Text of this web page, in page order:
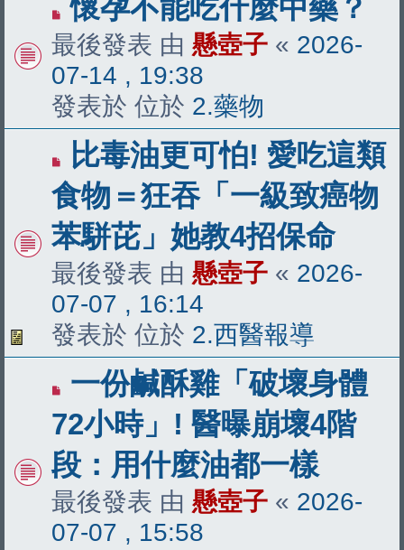
新
文
章
懷孕不能吃什麼中藥？
最後發表 由 懸壺子 « 2026-
07-14 , 19:38
發表於 位於 2.藥物
有
新
文
章
比毒油更可怕! 愛吃這類
食物＝狂吞「一級致癌物
苯駢芘」她教4招保命
最後發表 由 懸壺子 « 2026-
07-07 , 16:14
發表於 位於 2.西醫報導
有
新
文
章
一份鹹酥雞「破壞身體
72小時」! 醫曝崩壞4階
段：用什麼油都一樣
最後發表 由 懸壺子 « 2026-
07-07 , 15:58